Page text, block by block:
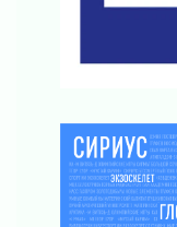
Важная
Что делать
Награды
03 августа 2026
Ленобласть
труда в ЖКХ
03 августа 2026